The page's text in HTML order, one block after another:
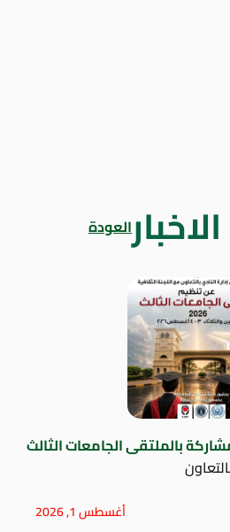
العودة
بالملتقى الجامعات الثالث
أغسطس 1, 2026